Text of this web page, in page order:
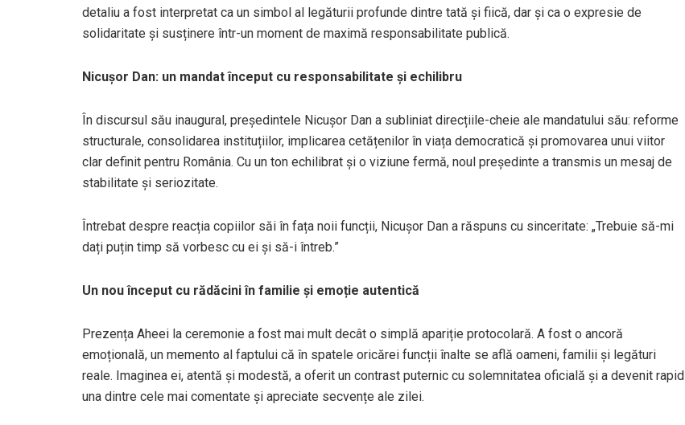
detaliu a fost interpretat ca un simbol al legăturii profunde dintre tată și fiică, dar și ca o expresie de
solidaritate și susținere într-un moment de maximă responsabilitate publică.
Nicușor Dan: un mandat început cu responsabilitate și echilibru
În discursul său inaugural, președintele Nicușor Dan a subliniat direcțiile-cheie ale mandatului său: reforme
structurale, consolidarea instituțiilor, implicarea cetățenilor în viața democratică și promovarea unui viitor
clar definit pentru România. Cu un ton echilibrat și o viziune fermă, noul președinte a transmis un mesaj de
stabilitate și seriozitate.
Întrebat despre reacția copiilor săi în fața noii funcții, Nicușor Dan a răspuns cu sinceritate: „Trebuie să-mi
dați puțin timp să vorbesc cu ei și să-i întreb.”
Un nou început cu rădăcini în familie și emoție autentică
Prezența Aheei la ceremonie a fost mai mult decât o simplă apariție protocolară. A fost o ancoră
emoțională, un memento al faptului că în spatele oricărei funcții înalte se află oameni, familii și legături
reale. Imaginea ei, atentă și modestă, a oferit un contrast puternic cu solemnitatea oficială și a devenit rapid
una dintre cele mai comentate și apreciate secvențe ale zilei.